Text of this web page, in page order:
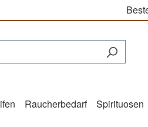
Raucherbedarf Spirituosen